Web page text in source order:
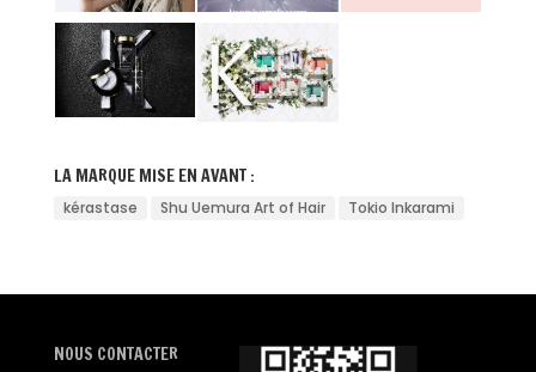
LA MARQUE MISE EN AVANT :
kérastase Shu Uemura Art of Hair Tokio Inkarami
NOUS CONTACTER